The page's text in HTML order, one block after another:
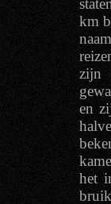
km
zijn
en
het